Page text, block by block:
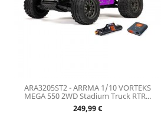
ARA3205ST2 - ARRMA 1/10 VORTEKS
MEGA 550 2WD Stadium Truck RTR...
Prix
249,99 €